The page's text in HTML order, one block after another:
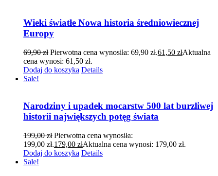
Wieki światłe Nowa historia średniowiecznej
Europy
69,90zł Pierwotna cena wynosiła: 69,90 zł.61,50 złAktualna
cena wynosi: 61,50 zł.
Dodaj do koszyka Details
Sale!
Narodziny i upadek mocarstw 500 lat burzliwej
historii największych potęg świata
199,00zł Pierwotna cena wynosiła:
199,00 zł.179,00 złAktualna cena wynosi: 179,00 zł.
Dodaj do koszyka Details
Sale!